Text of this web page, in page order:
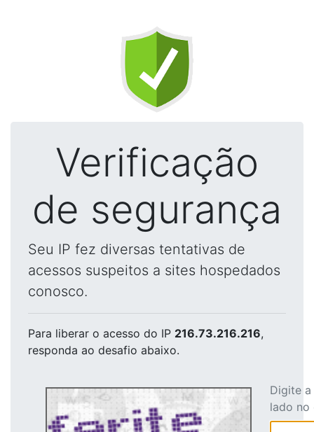
Verificação
de segurança
Seu IP fez diversas tentativas de
acessos suspeitos a sites hospedados
conosco.
Para liberar o acesso do IP 216.73.216.216,
responda ao desafio abaixo.
Digite
lado no